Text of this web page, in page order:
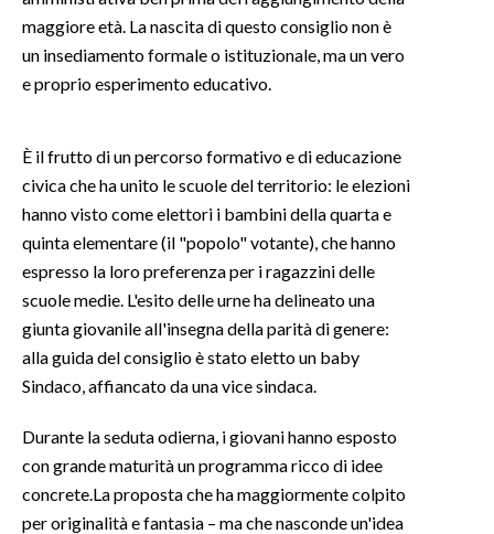
#CARAUNIONE
3 MINUTI CON
INSULARITÀ
INFO AZIENDE
ABBONATI
PUBBLICITÀ
SPIAGGE
maggiore età. La nascita di questo consiglio non è
un insediamento formale o istituzionale, ma un vero
e proprio esperimento educativo.
È il frutto di un percorso formativo e di educazione
civica che ha unito le scuole del territorio: le elezioni
hanno visto come elettori i bambini della quarta e
quinta elementare (il "popolo" votante), che hanno
espresso la loro preferenza per i ragazzini delle
scuole medie. L'esito delle urne ha delineato una
giunta giovanile all'insegna della parità di genere:
alla guida del consiglio è stato eletto un baby
Sindaco, affiancato da una vice sindaca.
Durante la seduta odierna, i giovani hanno esposto
con grande maturità un programma ricco di idee
concrete.La proposta che ha maggiormente colpito
per originalità e fantasia – ma che nasconde un'idea